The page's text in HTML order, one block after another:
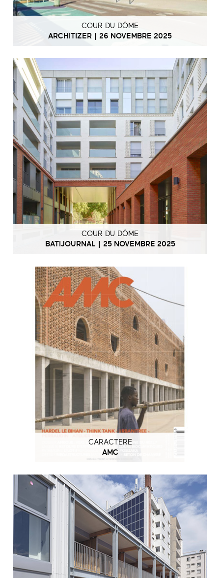
COUR DU DÔME
ARCHITIZER | 26 NOVEMBRE 2025
COUR DU DÔME
BATIJOURNAL | 25 NOVEMBRE 2025
CARACTERE
AMC